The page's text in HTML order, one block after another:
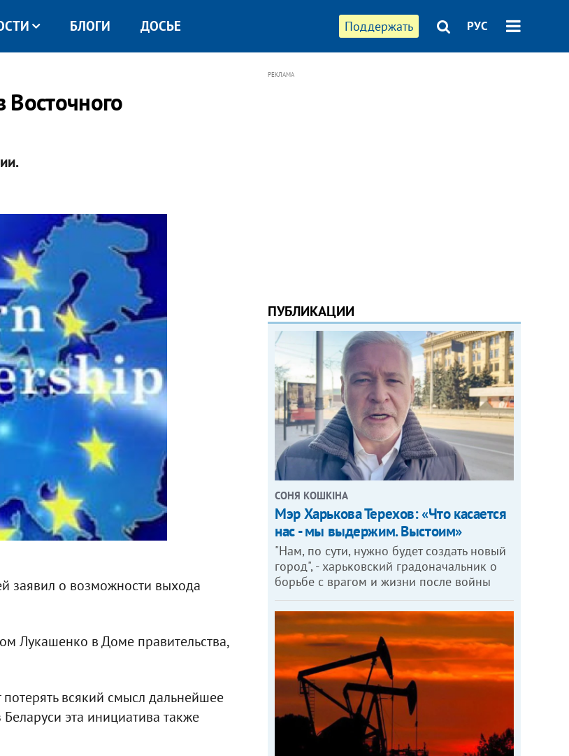
Поддержать РУС
БЛОГИ ДОСЬЕ
Восточного
заявил о возможности выхода
Лукашенко в Доме правительства,
всякий смысл дальнейшее
эта инициатива также
РЕКЛАМА
ПУБЛИКАЦИИ
СОНЯ КОШКІНА
Мэр Харькова Терехов: «Что касается
нас - мы выдержим. Выстоим»
"Нам, по сути, нужно будет создать новый
город", - харьковский градоначальник о
борьбе с врагом и жизни после войны